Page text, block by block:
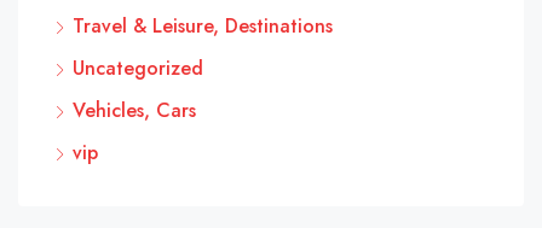
Travel & Leisure, Destinations
Uncategorized
Vehicles, Cars
vip